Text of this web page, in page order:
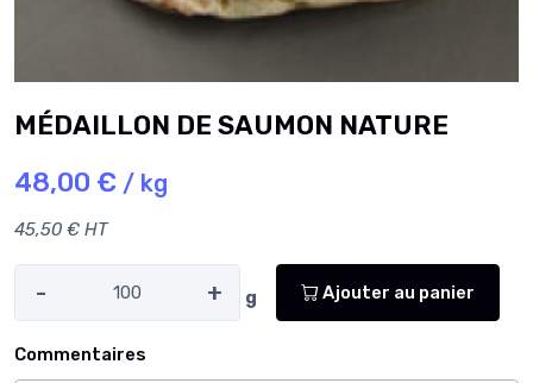
MÉDAILLON DE SAUMON NATURE
48,00 € / kg
45,50 € HT
- + g Ajouter au panier
Commentaires